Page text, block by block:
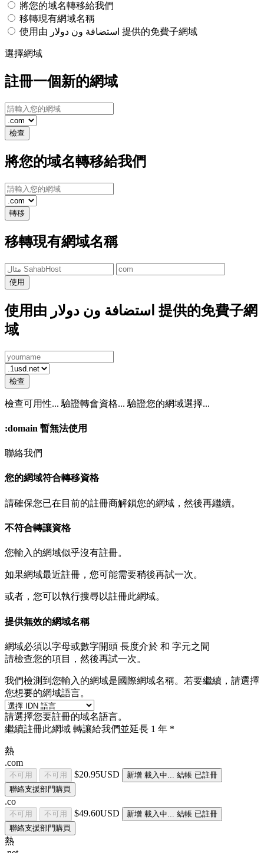
將您的域名轉移給我們
移轉現有網域名稱
使用由 استضافة ون دولار 提供的免費子網域
選擇網域
註冊一個新的網域
檢查
將您的域名轉移給我們
轉移
移轉現有網域名稱
使用
使用由 استضافة ون دولار 提供的免費子網
域
檢查
檢查可用性... 驗證轉會資格... 驗證您的網域選擇...
:domain 暫無法使用
聯絡我們
您的網域符合轉移資格
請確保您已在目前的註冊商解鎖您的網域，然後再繼續。
不符合轉讓資格
您輸入的網域似乎沒有註冊。
如果網域最近註冊，您可能需要稍後再試一次。
或者，您可以執行搜尋以註冊此網域。
提供無效的網域名稱
網域必須以字母或數字開頭 長度介於 和 字元之間
請檢查您的項目，然後再試一次。
我們檢測到您輸入的網域是國際網域名稱。若要繼續，請選擇
您想要的網域語言。
請選擇您要註冊的域名語言。
繼續註冊此網域 轉讓給我們並延長 1 年 *
熱
.com
不可用 不可用 $20.95USD 新增 載入中... 結帳 已註冊
聯絡支援部門購買
.co
不可用 不可用 $49.60USD 新增 載入中... 結帳 已註冊
聯絡支援部門購買
熱